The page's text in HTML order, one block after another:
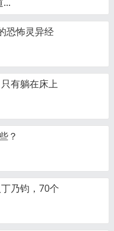
恐怖灵异经
有躺在床上
？
乃钧，70个